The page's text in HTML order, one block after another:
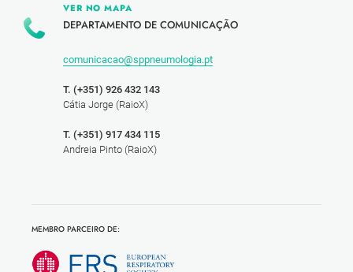
VER NO MAPA
DEPARTAMENTO DE COMUNICAÇÃO
comunicacao@sppneumologia.pt
T. (+351) 926 432 143
Cátia Jorge (RaioX)
T. (+351) 917 434 115
Andreia Pinto (RaioX)
MEMBRO PARCEIRO DE: